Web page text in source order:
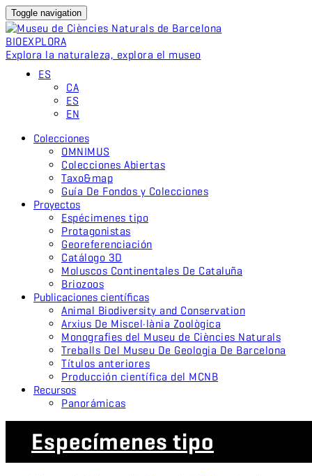
Toggle navigation
BIOEXPLORA
Explora la naturaleza, explora el museo
ES
CA
ES
EN
Colecciones
OMNIMUS
Colecciones Abiertas
Taxo&map
Guía De Fondos y Colecciones
Proyectos
Espécimenes tipo
Protagonistas
Georeferenciación
Catálogo 3D
Moluscos Continentales De Cataluña
Briozoos
Publicaciones científicas
Animal Biodiversity and Conservation
Arxius De Miscel·lània Zoològica
Monografies del Museu de Ciències Naturals
Treballs Del Museu De Geologia De Barcelona
Títulos anteriores
Producción científica del MCNB
Recursos
Panorámicas
Especímenes tipo